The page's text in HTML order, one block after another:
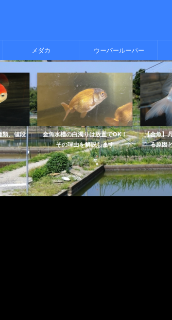
メダカ ウーパールーパー
、値段
金魚水槽の白濁りは放置でOK！
その理由を解説します
【金魚】丹
る原因と